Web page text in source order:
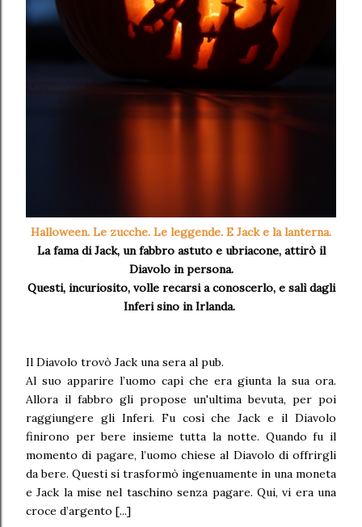
Halloween. Le zucche. Le leggende. E Jack e la lanterna.
La fama di Jack, un fabbro astuto e ubriacone, attirò il
Diavolo in persona.
Questi, incuriosito, volle recarsi a conoscerlo, e salì dagli
Inferi sino in Irlanda.
Il Diavolo trovò Jack una sera al pub.
Al suo apparire l’uomo capì che era giunta la sua ora.
Allora il fabbro gli propose un'ultima bevuta, per poi
raggiungere gli Inferi. Fu così che Jack e il Diavolo
finirono per bere insieme tutta la notte. Quando fu il
momento di pagare, l’uomo chiese al Diavolo di offrirgli
da bere. Questi si trasformò ingenuamente in una moneta
e Jack la mise nel taschino senza pagare. Qui, vi era una
croce d’argento [...]